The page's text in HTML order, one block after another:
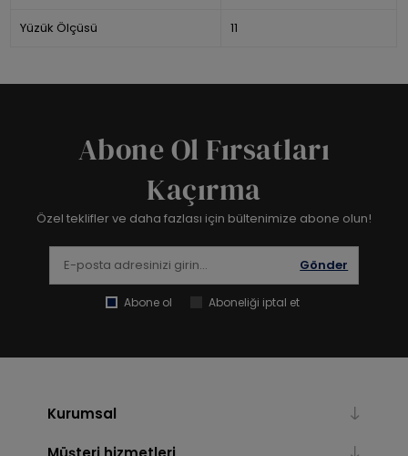
Yüzük Ölçüsü 11
Abone Ol Fırsatları
Kaçırma
Özel teklifler ve daha fazlası için bültenimize abone olun!
Gönder
Abone ol Aboneliği iptal et
Kurumsal